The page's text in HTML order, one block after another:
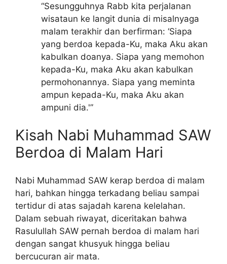
“Sesungguhnya Rabb kita perjalanan
wisataun ke langit dunia di misalnyaga
malam terakhir dan berfirman: ‘Siapa
yang berdoa kepada-Ku, maka Aku akan
kabulkan doanya. Siapa yang memohon
kepada-Ku, maka Aku akan kabulkan
permohonannya. Siapa yang meminta
ampun kepada-Ku, maka Aku akan
ampuni dia.'”
Kisah Nabi Muhammad SAW
Berdoa di Malam Hari
Nabi Muhammad SAW kerap berdoa di malam
hari, bahkan hingga terkadang beliau sampai
tertidur di atas sajadah karena kelelahan.
Dalam sebuah riwayat, diceritakan bahwa
Rasulullah SAW pernah berdoa di malam hari
dengan sangat khusyuk hingga beliau
bercucuran air mata.